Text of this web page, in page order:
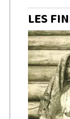
LES